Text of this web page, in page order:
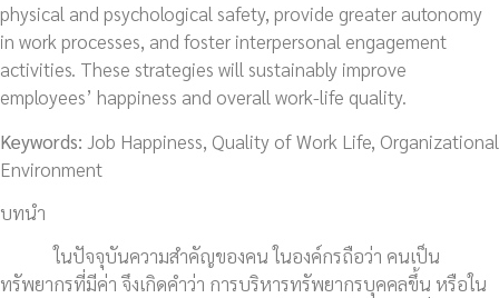
physical and psychological safety, provide greater autonomy
in work processes, and foster interpersonal engagement
activities. These strategies will sustainably improve
employees’ happiness and overall work-life quality.
Keywords: Job Happiness, Quality of Work Life, Organizational
Environment
บทนำ
ในปัจจุบันความสำคัญของคน ในองค์กรถือว่า คนเป็น
ทรัพยากรที่มีค่า จึงเกิดคำว่า การบริหารทรัพยากรบุคคลขึ้น หรือใน